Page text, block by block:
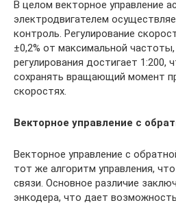
В целом векторное управление
электродвигателем
контроль. Регулирование
±0,2% от максимальной
регулирования достигает 1:200,
сохранять вращающий момент
скоростях.
Векторное управление с
Векторное управление с
тот же алгоритм управления,
связи. Основное различие
энкодера, что дает